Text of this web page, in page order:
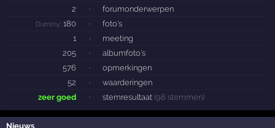
2
· forumonderwerpen
Dummy: 180 ·
foto's
1
·
meeting
205
·
albumfoto's
576
·
opmerkingen
52
·
waarderingen
zeer goed
· stemresultaat (98 stemmen)
Nieuws